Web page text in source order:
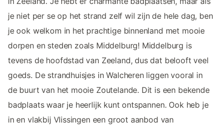
je niet per se op het strand zelf wil zijn de hele dag, ben
je ook welkom in het prachtige binnenland met mooie
dorpen en steden zoals Middelburg! Middelburg is
tevens de hoofdstad van Zeeland, dus dat belooft veel
goeds. De strandhuisjes in Walcheren liggen vooral in
de buurt van het mooie Zoutelande. Dit is een bekende
badplaats waar je heerlijk kunt ontspannen. Ook heb je
in en vlakbij Vlissingen een groot aanbod van